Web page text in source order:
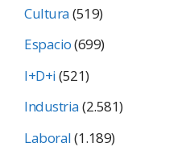
Cultura(519)
Espacio(699)
I+D+i(521)
Industria(2.581)
Laboral(1.189)